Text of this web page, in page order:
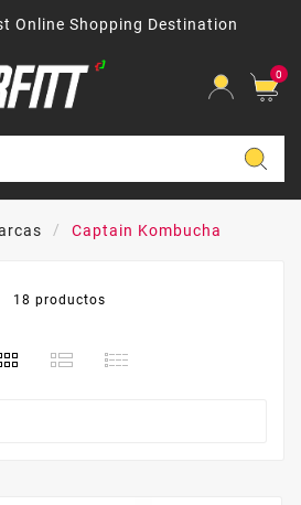
Online Shopping Destination
0
Captain Kombucha
18 productos